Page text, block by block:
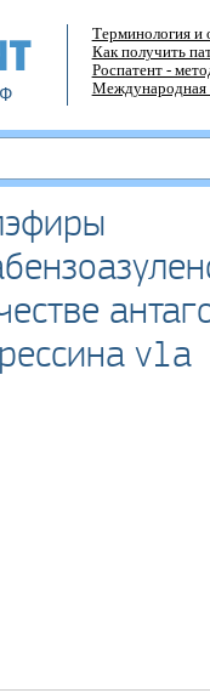
Терминология и
Как получить
Роспатент -
Международная
v1a